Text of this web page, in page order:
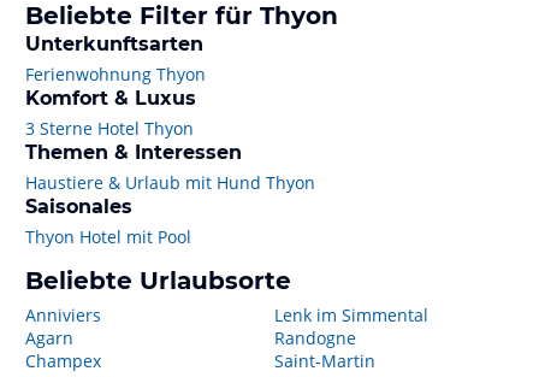
Beliebte Filter für Thyon
Unterkunftsarten
Ferienwohnung Thyon
Komfort & Luxus
3 Sterne Hotel Thyon
Themen & Interessen
Haustiere & Urlaub mit Hund Thyon
Saisonales
Thyon Hotel mit Pool
Beliebte Urlaubsorte
Anniviers
Agarn
Champex
Lenk im Simmental
Randogne
Saint-Martin